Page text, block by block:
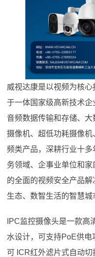
威视达康是以视频为核
于一体国家级高新技术
音频数据传输和存储、
摄像机、超低功耗摄像
频类产品，深耕行业十
务领域、企事业单位和
的全面的视频安全产品
生态、数智生活的智慧城
IPC监控摄像头是一款高
水设计，可支持PoE供
可 ICR红外滤片式自动